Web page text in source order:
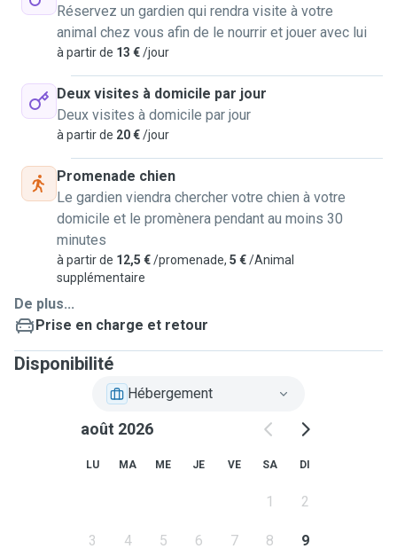
Réservez un gardien qui rendra visite à votre
animal chez vous afin de le nourrir et jouer avec lui
à partir de 13 €/jour
Deux visites à domicile par jour
Deux visites à domicile par jour
à partir de 20 €/jour
Promenade chien
Le gardien viendra chercher votre chien à votre
domicile et le promènera pendant au moins 30
minutes
à partir de 12,5 €/promenade, 5 €/Animal
supplémentaire
De plus...
Prise en charge et retour
Disponibilité
Hébergement
août 2026
LU MA ME JE VE SA DI
1 2
3 4 5 6 7 8 9